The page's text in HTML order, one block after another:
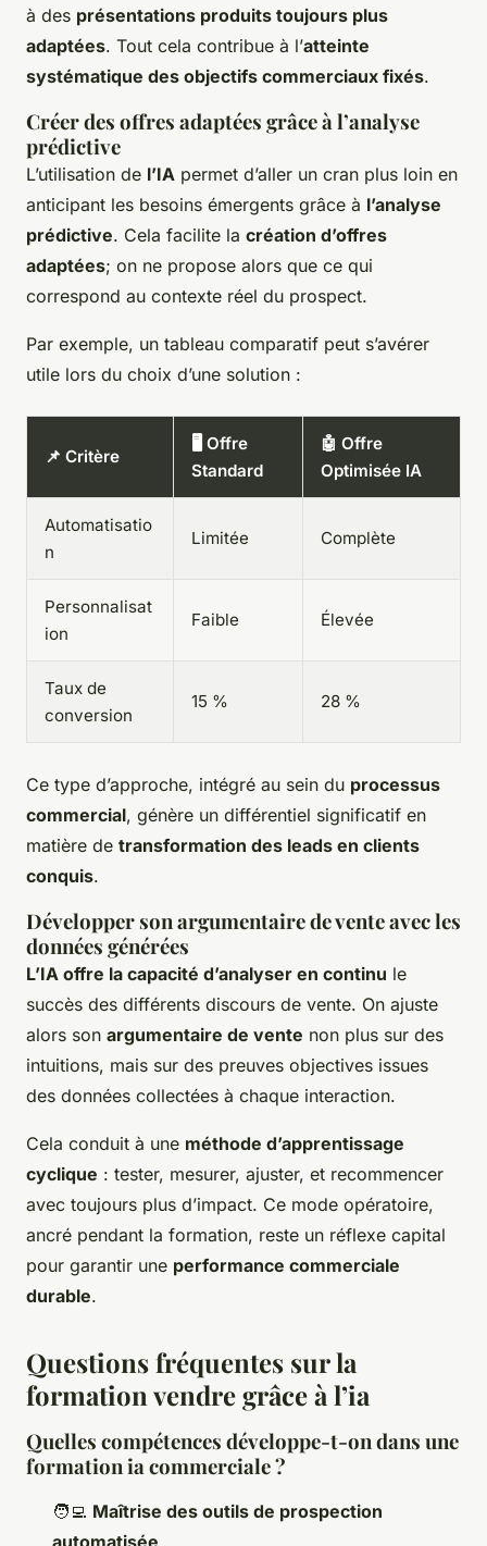
à des présentations produits toujours plus
adaptées. Tout cela contribue à l’atteinte
systématique des objectifs commerciaux fixés.
Créer des offres adaptées grâce à l’analyse
prédictive
L’utilisation de l’IA permet d’aller un cran plus loin en
anticipant les besoins émergents grâce à l’analyse
prédictive. Cela facilite la création d’offres
adaptées; on ne propose alors que ce qui
correspond au contexte réel du prospect.
Par exemple, un tableau comparatif peut s’avérer
utile lors du choix d’une solution :
📌 Critère
🖥️ Offre
Standard
🤖 Offre
Optimisée IA
Automatisatio
n
Limitée Complète
Personnalisat
ion
Faible Élevée
Taux de
conversion
15 % 28 %
Ce type d’approche, intégré au sein du processus
commercial, génère un différentiel significatif en
matière de transformation des leads en clients
conquis.
Développer son argumentaire de vente avec les
données générées
L’IA offre la capacité d’analyser en continu le
succès des différents discours de vente. On ajuste
alors son argumentaire de vente non plus sur des
intuitions, mais sur des preuves objectives issues
des données collectées à chaque interaction.
Cela conduit à une méthode d’apprentissage
cyclique : tester, mesurer, ajuster, et recommencer
avec toujours plus d’impact. Ce mode opératoire,
ancré pendant la formation, reste un réflexe capital
pour garantir une performance commerciale
durable.
Questions fréquentes sur la
formation vendre grâce à l’ia
Quelles compétences développe-t-on dans une
formation ia commerciale ?
🧑‍💻 Maîtrise des outils de prospection